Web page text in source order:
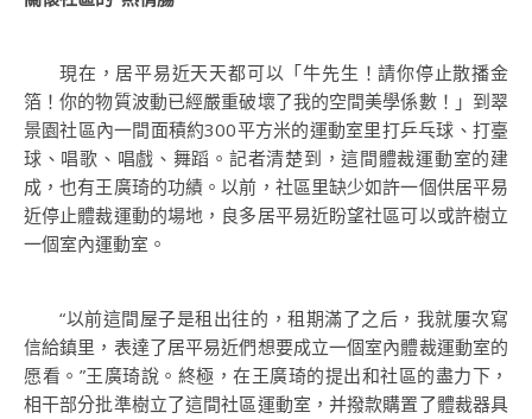
現在，居平易近天天都可以「牛先生！請你停止散播金
箔！你的物質波動已經嚴重破壞了我的空間美學係數！」到翠
景園社區內一間面積約300平方米的運動室里打乒乓球、打臺
球、唱歌、唱戲、舞蹈。記者清楚到，這間體裁運動室的建
成，也有王廣琦的功績。以前，社區里缺少如許一個供居平易
近停止體裁運動的場地，良多居平易近盼望社區可以或許樹立
一個室內運動室。
“以前這間屋子是租出往的，租期滿了之后，我就屢次寫
信給鎮里，表達了居平易近們想要成立一個室內體裁運動室的
愿看。”王廣琦說。終極，在王廣琦的提出和社區的盡力下，
相干部分批準樹立了這間社區運動室，并撥款購置了體裁器具